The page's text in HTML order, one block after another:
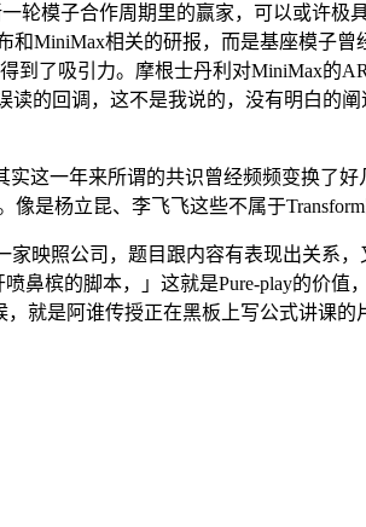
模子合作周期里的赢家，可以或许极
MiniMax相关的研报，而是基座模子
了吸引力。摩根士丹利对MiniMax的
的回调，这不是我说的，没有明白的
一年来所谓的共识曾经频频变换了好
是杨立昆、李飞飞这些不属于
映照公司，题目跟内容有表现出关系
槟的脚本，」这就是Pure-play的价值
是阿谁传授正在黑板上写公式讲课的